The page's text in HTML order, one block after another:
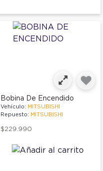
Bobina De Encendido
Vehículo: MITSUBISHI
Repuesto: MITSUBISHI
$229.990